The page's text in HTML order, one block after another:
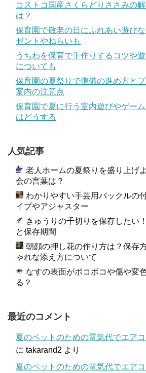
コストコ国産さくらどりささみの
は？
保育園で敬老の日にふれあい遊び
ゼントやねらいも
うちわを保育で手作りするコツや
についても
保育園の夏祭りで準備の進め方と
案内の注意点
保育園で夏に行う室内遊びやゲー
はどうする
人気記事
老人ホームの夏祭りを盛り上げ
会の言葉は？
わかりやすい手芸用バックルの
イプやアジャスター
きゅうりの千切りを保存したい
と保存期間
朝顔の押し花の作り方は？保存
ゃれな添え方について
なすの表面がボコボコや傷や変
る？
最近のコメント
夏のペットのための電気代でエア
に takarand2 より
夏のペットのための電気代でエア